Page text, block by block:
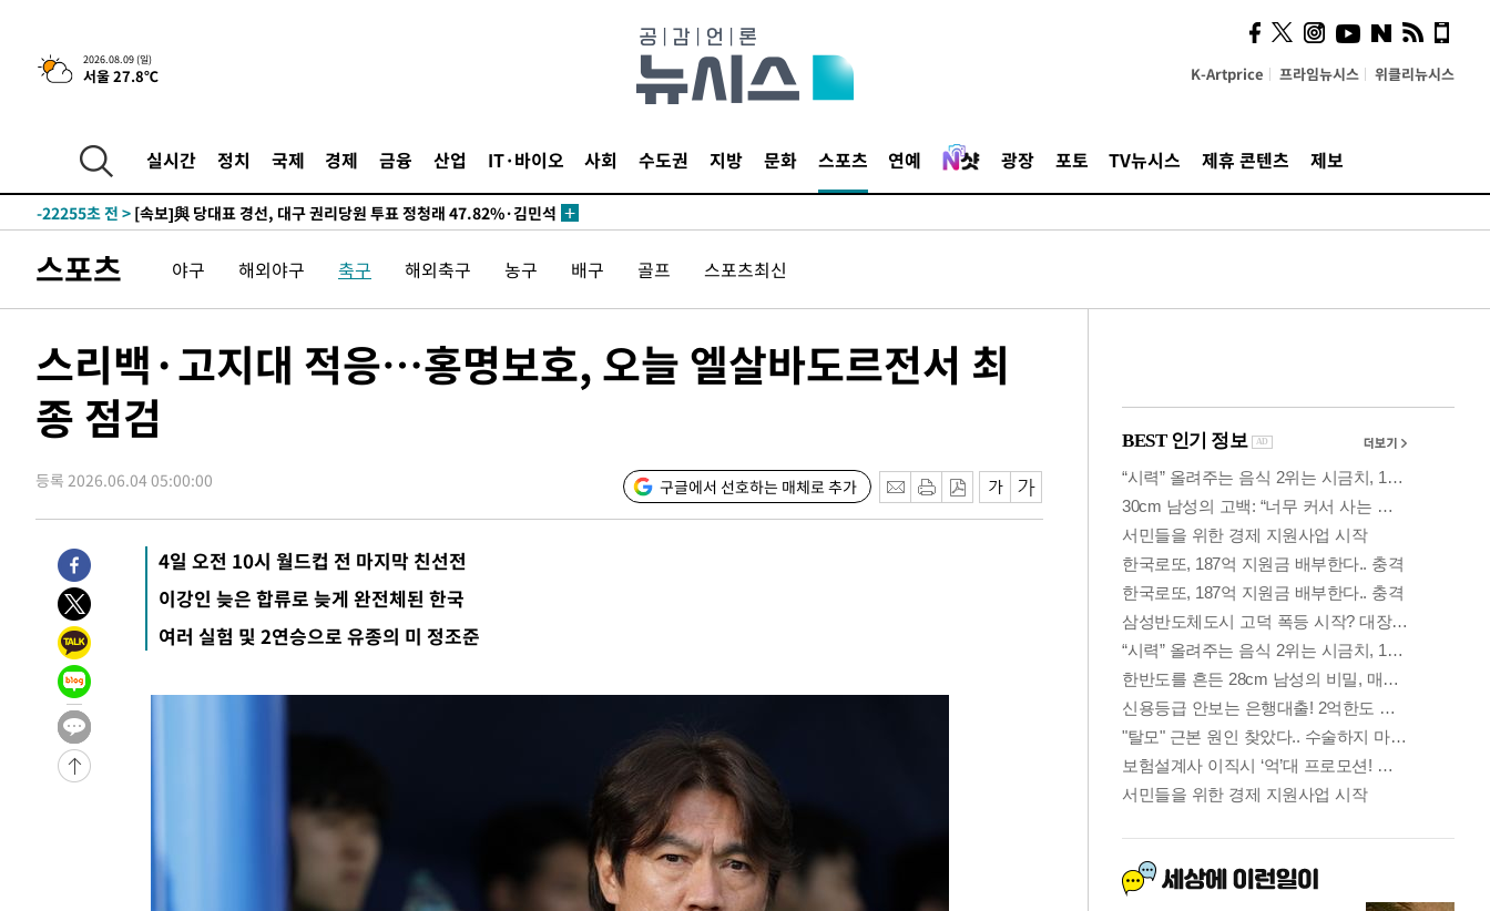
2026.08.09 (일)
서울 27.8℃ K-Artprice 프라임뉴시스 위클리뉴시스
실시간 정치 국제 경제 금융 산업 IT·바이오 사회 수도권 지방 문화 스포츠 연예 광장 포토 TV뉴시스 제휴 콘텐츠 제보
-24742초 전 >AT마드리드 데뷔 앞둔 이강인, 맨시티전 선발 대신 '벤치 시작'
-23372초 전 > [속보]與 강원·TK 당원투표 합산 김민석 48.54%로 승리…정청래
44.53%
-22546초 전 >
[속보]與전대 권리당원투표…강원·경북 김민석, 대구 정청래 승리
-22353초 전 >
45.71%
-22255초 전 > [속보]與 당대표 경선, 대구 권리당원 투표 정청래 47.82%·김민석
득표
-19970초 전 >
"일본축구협회, 대한축구협회 성 접대 의혹 심판 조사"
-12612초 전 >[속보]장은수, KLPGA 제주삼다수 역전 우승…데뷔 10년 차에 첫
-7904초 전 >손흥민, 68분 뛰고 2경기 침묵…LAFC, 톨루카에 1-0 승리(종합)
-7176초 전 > '2경기 연속 침묵' 손흥민, 톨루카전 68분만 뛰고 슈팅 0개
-5928초 전 > 이강인, 오늘 서울서 AT마드리드 입단식…'전례 없는 특급대우'
2시간 전 >콜롬비아 신임 우파 대통령 취임 하루만에 차량폭탄 폭발 사건
3시간 전 >튀르키예 외무장관, "메카 3국 방위협정은 이란이 목표 아냐 " 밝혀
4시간 전 >
이군이 불법 군시설 건설한 레바논 남부에서 레바논군 3명 폭발로 부상
-31824초 전 >
네타냐후, 트럼프의 가자 평화 2차 15개조 평화안 '거부'
-28420초 전 >
-27416초 전 >
태풍 돌핀, 중 저장성 타이저우시 해안에 상륙 (1보)
-24762초 전 >
-23392초 전 >
44.40%
-22726초 전 >
與 강원·TK 당원투표 합산 김민석 46.01%로 승리…정청래
44.53%
-22566초 전 >
[속보]與 당대표 경선, 경북 권리당원 투표 김민석 47.37%·정청래
[속보]與 당대표 경선, 대구 권리당원 투표 정청래 47.82%·김민석
[속보]與 당대표 경선, 강원 권리당원 투표 김민석 승리…50.30%
"일본축구협회, 대한축구협회 성 접대 의혹 심판 조사"
스포츠 야구 해외야구 축구 해외축구 농구 배구 골프 스포츠최신
스리백·고지대 적응…홍명보호, 오늘 엘살바도르전서 최
종 점검
등록 2026.06.04 05:00:00 구글에서 선호하는 매체로 추가
4일 오전 10시 월드컵 전 마지막 친선전
이강인 늦은 합류로 늦게 완전체된 한국
여러 실험 및 2연승으로 유종의 미 정조준
사이 해답 찾았죠"…알을
깨고 나온 '초자아'